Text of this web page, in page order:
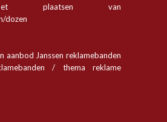
plaatsen van
dozen
aanbod Janssen reklamebanden
/ thema reklame